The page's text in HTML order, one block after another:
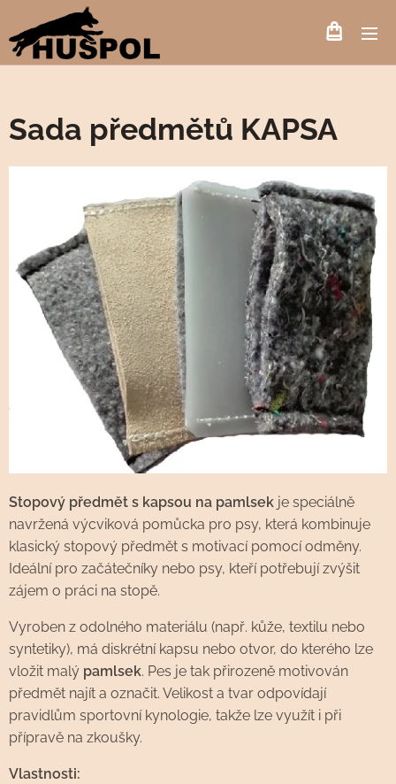
Sada předmětů KAPSA
Stopový předmět s kapsou na pamlsek je speciálně
navržená výcviková pomůcka pro psy, která kombinuje
klasický stopový předmět s motivací pomocí odměny.
Ideální pro začátečníky nebo psy, kteří potřebují zvýšit
zájem o práci na stopě.
Vyroben z odolného materiálu (např. kůže, textilu nebo
syntetiky), má diskrétní kapsu nebo otvor, do kterého lze
vložit malý pamlsek. Pes je tak přirozeně motivován
předmět najít a označit. Velikost a tvar odpovídají
pravidlům sportovní kynologie, takže lze využít i při
přípravě na zkoušky.
Vlastnosti: